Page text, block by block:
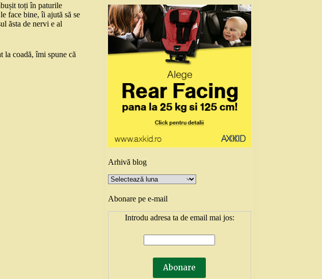
toți în paturile
face bine, îi ajută să se
ăsta de nervi e al
la coadă, îmi spune că
Arhivă blog
Arhivă
blog
Abonare pe e-mail
Introdu adresa ta de email mai jos: